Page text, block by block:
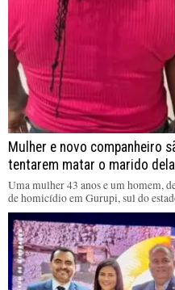
Mulher e novo companheiro
tentarem matar o marido
Uma mulher 43 anos e um homem,
de homicídio em Gurupi, sul do